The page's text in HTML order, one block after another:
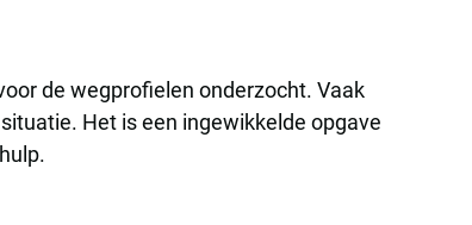
de wegprofielen onderzocht. Vaak
Het is een ingewikkelde opgave